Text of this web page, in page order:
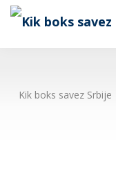
Kik boks savez Srbije